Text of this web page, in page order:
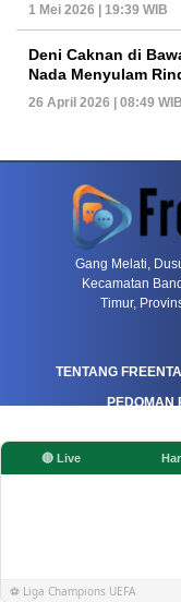
🔴 Live
⚽ Liga Champions UEFA
1 Mei 2026 | 19:39 WIB
Deni Caknan di
Nada Menyulam
26 April 2026 | 08:49 WIB
Gang Melati,
Kecamatan
Timur,
TENTANG
PEDOMAN
PEDOMAN
KOREKSI &